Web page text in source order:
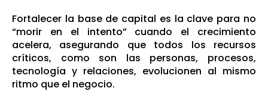
Fortalecer la base de capital es la clave para no
“morir en el intento” cuando el crecimiento
acelera, asegurando que todos los recursos
críticos, como son las personas, procesos,
tecnología y relaciones, evolucionen al mismo
ritmo que el negocio.